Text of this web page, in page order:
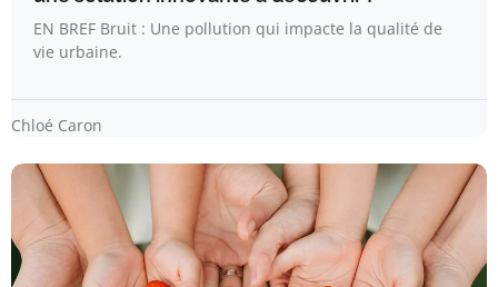
EN BREF Bruit : Une pollution qui impacte la qualité de
vie urbaine.
Chloé Caron